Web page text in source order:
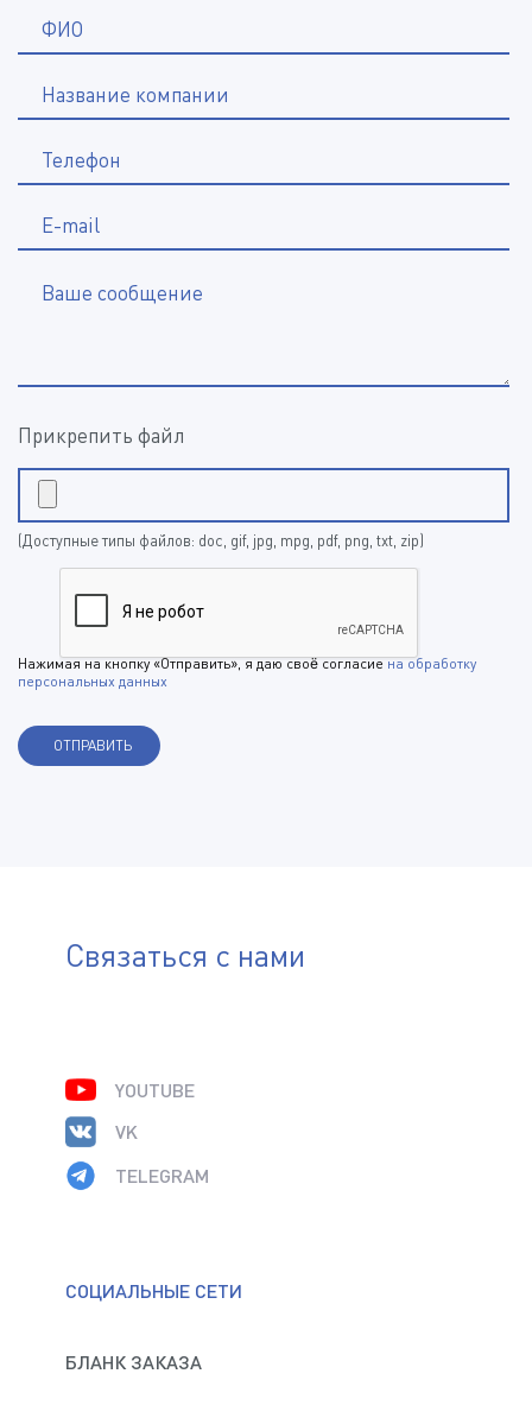
ФИО
Название компании
Телефон
E-mail
Ваше сообщение
Прикрепить файл
(Доступные типы файлов: doc, gif, jpg, mpg, pdf, png, txt, zip)
Нажимая на кнопку «Отправить», я даю своё согласиена обработку
персональных данных
Связаться с нами
СОЦИАЛЬНЫЕ СЕТИ
БЛАНК ЗАКАЗА
YOUTUBE
VK
TELEGRAM